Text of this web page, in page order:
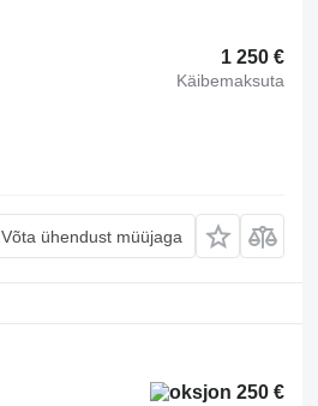
1 250 €
Käibemaksuta
Võta ühendust müüjaga
250 €